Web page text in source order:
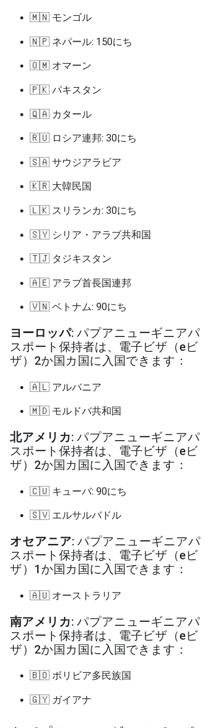
🇲🇳 モンゴル
🇳🇵 ネパール: 150にち
🇴🇲 オマーン
🇵🇰 パキスタン
🇶🇦 カタール
🇷🇺 ロシア連邦: 30にち
🇸🇦 サウジアラビア
🇰🇷 大韓民国
🇱🇰 スリランカ: 30にち
🇸🇾 シリア・アラブ共和国
🇹🇯 タジキスタン
🇦🇪 アラブ首長国連邦
🇻🇳 ベトナム: 90にち
ヨーロッパ: パプアニューギニアパ
スポート保持者は、電子ビザ（eビ
ザ）2か国カ国に入国できます：
🇦🇱 アルバニア
🇲🇩 モルドバ共和国
北アメリカ: パプアニューギニアパ
スポート保持者は、電子ビザ（eビ
ザ）2か国カ国に入国できます：
🇨🇺 キューバ: 90にち
🇸🇻 エルサルバドル
オセアニア: パプアニューギニアパ
スポート保持者は、電子ビザ（eビ
ザ）1か国カ国に入国できます：
🇦🇺 オーストラリア
南アメリカ: パプアニューギニアパ
スポート保持者は、電子ビザ（eビ
ザ）2か国カ国に入国できます：
🇧🇴 ボリビア多民族国
🇬🇾 ガイアナ